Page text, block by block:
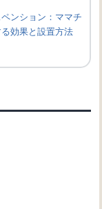
ンション：ママチ
効果と設置方法